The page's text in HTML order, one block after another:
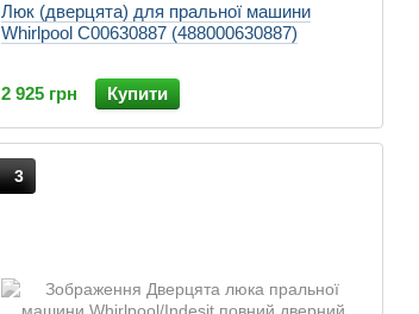
Люк (дверцята) для пральної машини
Whirlpool C00630887 (488000630887)
2 925 грн Купити
3